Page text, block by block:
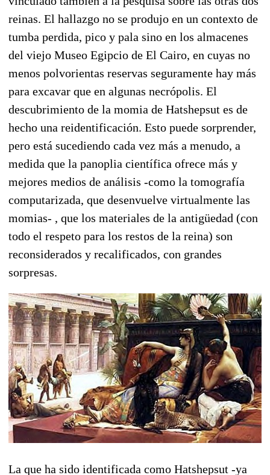
reinas. El hallazgo no se produjo en un contexto de
tumba perdida, pico y pala sino en los almacenes
del viejo Museo Egipcio de El Cairo, en cuyas no
menos polvorientas reservas seguramente hay más
para excavar que en algunas necrópolis. El
descubrimiento de la momia de Hatshepsut es de
hecho una reidentificación. Esto puede sorprender,
pero está sucediendo cada vez más a menudo, a
medida que la panoplia científica ofrece más y
mejores medios de análisis -como la tomografía
computarizada, que desenvuelve virtualmente las
momias- , que los materiales de la antigüedad (con
todo el respeto para los restos de la reina) son
reconsiderados y recalificados, con grandes
sorpresas.
La que ha sido identificada como Hatshepsut -ya